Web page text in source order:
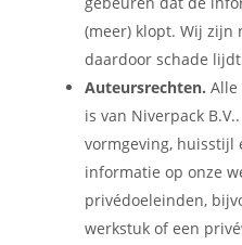
(meer) klopt. Wij zijn
daardoor schade
Auteursrechten. Alle
is van Niverpack
vormgeving, huisstijl
informatie op onze
privédoeleinden,
werkstuk of een